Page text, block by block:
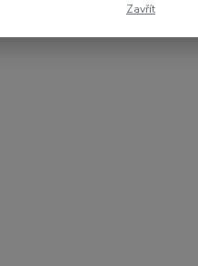
Zavřít